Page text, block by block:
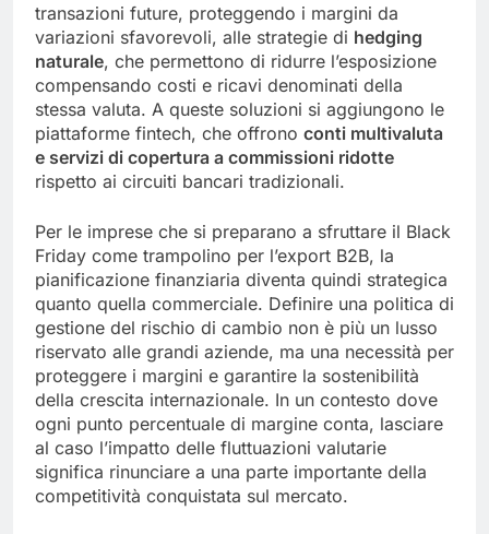
transazioni future, proteggendo i margini da
variazioni sfavorevoli, alle strategie di hedging
naturale, che permettono di ridurre l’esposizione
compensando costi e ricavi denominati della
stessa valuta. A queste soluzioni si aggiungono le
piattaforme fintech, che offrono conti multivaluta
e servizi di copertura a commissioni ridotte
rispetto ai circuiti bancari tradizionali.
Per le imprese che si preparano a sfruttare il Black
Friday come trampolino per l’export B2B, la
pianificazione finanziaria diventa quindi strategica
quanto quella commerciale. Definire una politica di
gestione del rischio di cambio non è più un lusso
riservato alle grandi aziende, ma una necessità per
proteggere i margini e garantire la sostenibilità
della crescita internazionale. In un contesto dove
ogni punto percentuale di margine conta, lasciare
al caso l’impatto delle fluttuazioni valutarie
significa rinunciare a una parte importante della
competitività conquistata sul mercato.